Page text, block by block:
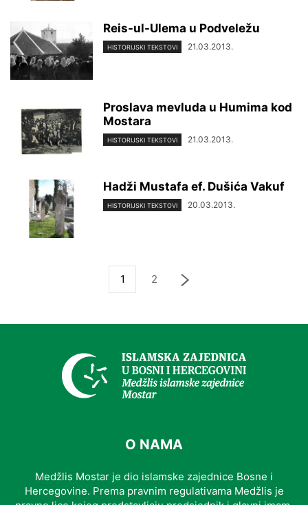
Reis-ul-Ulema u Podveležu
HISTORIJSKI TEKSTOVI 21.03.2013.
Proslava mevluda u Humima kod
Mostara
HISTORIJSKI TEKSTOVI 21.03.2013.
Hadži Mustafa ef. Dušića Vakuf
HISTORIJSKI TEKSTOVI 20.03.2013.
1 2
O NAMA
Medžlis Mostar je dio islamske zajednice Bosne i
Hercegovine. Prema pravnim regulativama Medžlis je